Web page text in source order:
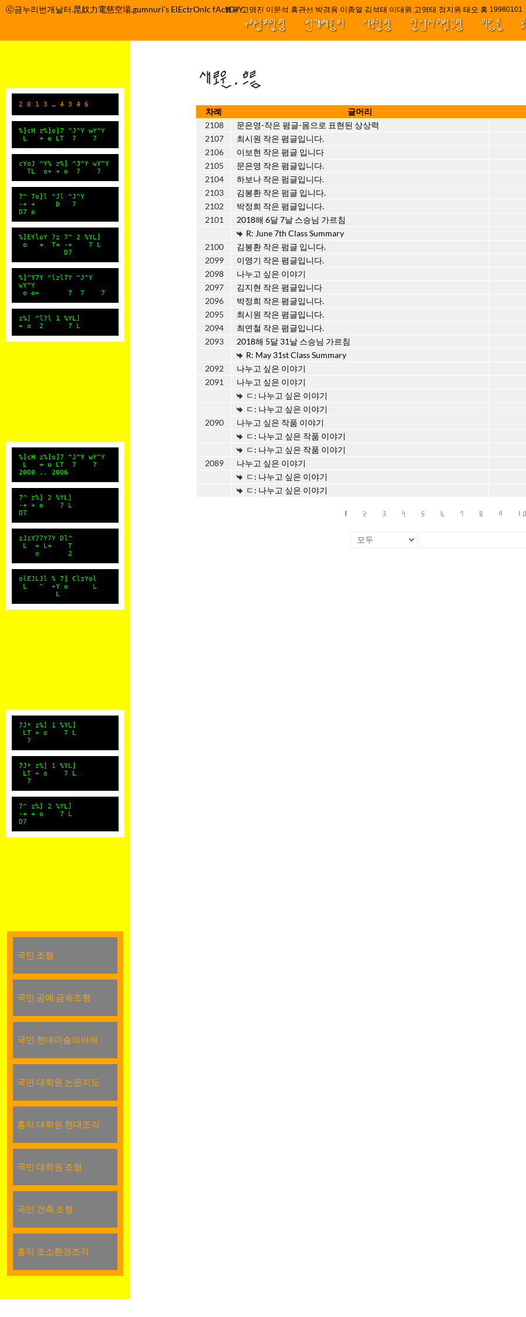
컨
뛰
ⓒ금누리번개날터.昆奴力電慈空場.gumnuri's ElEctrOnIc fActOrY박정관 조명규 고영진 이문석 홍관선 박경용 이종열 김석태 이대원 고영태 정지원 태오 홍 최윤호////
누리널리알림 번개배움터 서로알림 앞선사이벗그림 이음줄
새로운.흐름
차례
글머리
2108
문은영-작은 폄글-몸으로 표현된 상상력
2107
최시원 작은 폄글입니다.
2106
이보현 작은 폄글 입니다
2105
문은영 작은 폄글입니다.
2104
하보나 작은 펌글입니다.
2103
김봉환 작은 펌글 입니다.
2102
박정희 작은 폄글입니다.
2101
2018해 6달 7날 스승님 가르침
R: June 7th Class Summary
2100
김봉환 작은 펌글 입니다.
2099
이영기 작은 폄글입니다.
2098
나누고 싶은 이야기
2097
김지현 작은 폄글입니다
2096
박정희 작은 폄글입니다.
2095
최시원 작은 폄글입니다.
2094
최연철 작은 폄글입니다.
2093
2018해 5달 31날 스승님 가르침
R: May 31st Class Summary
2092
나누고 싶은 이야기
2091
나누고 싶은 이야기
ㄷ: 나누고 싶은 이야기
ㄷ: 나누고 싶은 이야기
2090
나누고 싶은 작품 이야기
ㄷ: 나누고 싶은 작품 이야기
ㄷ: 나누고 싶은 작품 이야기
2089
나누고 싶은 이야기
ㄷ: 나누고 싶은 이야기
ㄷ: 나누고 싶은 이야기
1 2 3 4 5 6 7 8 9
2 0 1 3 … 4 3 4 6
%]cH z%]o]7 ^J^Y wY^Y
L + o LT 7 7
cYoJ ^Y% z%] ^J^Y wY^Y
TL o+ + o 7 7
7^ 7o]l ^Jl ^J^Y
-+ + D 7
D7 o
%]EYloY 7z 7^ 2 %YL]
o + T+ -+ 7 L
D7
%]^Y7Y ^lzl7Y ^J^Y
wY^Y
o o+ 7 7 7
z%] ^l7l 1 %YL]
+ o 2 7 L
%]cH z%]o]7 ^J^Y wY^Y
L + o LT 7 7
2000 .. 2006
7^ z%] 2 %YL]
-+ + o 7 L
D7
zJzY77Y7Y Dl^
L + L+ T
o 2
olEJLJl % 7] ClzYol
L ^ +Y o L
L
7J* z%] 1 %YL]
LT + o 7 L
7
7J* z%] 1 %YL]
LT + o 7 L
7
7^ z%] 2 %YL]
-+ + o 7 L
D7
국민.조형
국민.공예.금속조형
국민.현대미술의이해
국민.대학원.논문지도
홍익.대학원.현대조각
국민.대학원.조형
국민.건축.조형
홍익.조소환경조각